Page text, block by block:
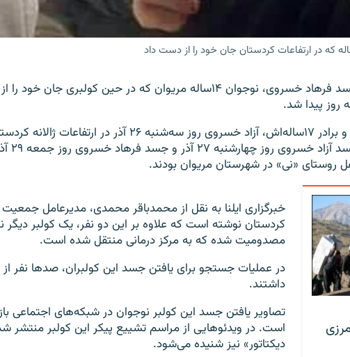
جسد فرهاد خسروی، نوجوان ۱۴ساله مریوان که در حین کولبری
روز پیدا شد.
او و برادر ۱۷ساله‌اش، آزاد خسروی روز سه‌شنبه ۲۶ آذر
جسد
روستای «نی» در شهرستان مریوان بودند.
باربر مرزی
خبرگزاری ایلنا به نقل از محمدباقر محمدی، مدیرعامل
کردستان نوشته است که علاوه بر این دو نفر، یک کولبر دیگر
مصدومیت شده که به مرکز درمانی منتقل شده است.
در عملیات جستجو برای یافتن جسد این کولبران، صدها نفر
داشتند.
تصاویر یافتن جسد این کولبر نوجوان در شبکه‌های اجتماعی
است. در ویدئوهایی از مراسم تشییع پیکر این کولبر منتشر
دیکتاتور» نیز شنیده می‌شود.